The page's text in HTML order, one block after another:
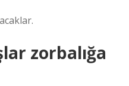
zorbalığa